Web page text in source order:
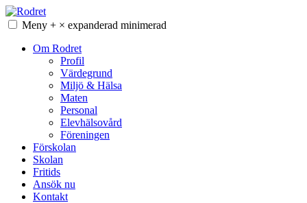
Hoppa
till Meny + × expanderad minimerad
Om Rodret
Profil
Värdegrund
Miljö & Hälsa
Maten
Personal
Elevhälsovård
Föreningen
Förskolan
Skolan
Fritids
Ansök nu
Kontakt